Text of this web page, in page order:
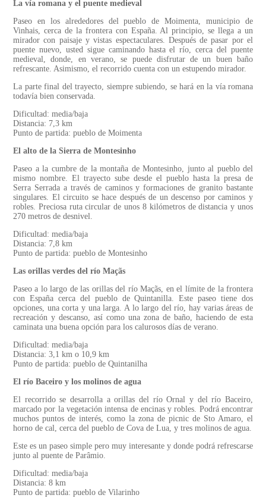
La vía romana y el puente medieval
Paseo en los alrededores del pueblo de Moimenta, municipio de
Vinhais, cerca de la frontera con España. Al principio, se llega a un
mirador con paisaje y vistas espectaculares. Después de pasar por el
puente nuevo, usted sigue caminando hasta el río, cerca del puente
medieval, donde, en verano, se puede disfrutar de un buen baño
refrescante. Asimismo, el recorrido cuenta con un estupendo mirador.
La parte final del trayecto, siempre subiendo, se hará en la vía romana
todavía bien conservada.
Dificultad: media/baja
Distancia: 7,3 km
Punto de partida: pueblo de Moimenta
El alto de la Sierra de Montesinho
Paseo a la cumbre de la montaña de Montesinho, junto al pueblo del
mismo nombre. El trayecto sube desde el pueblo hasta la presa de
Serra Serrada a través de caminos y formaciones de granito bastante
singulares. El circuito se hace después de un descenso por caminos y
robles. Preciosa ruta circular de unos 8 kilómetros de distancia y unos
270 metros de desnivel.
Dificultad: media/baja
Distancia: 7,8 km
Punto de partida: pueblo de Montesinho
Las orillas verdes del río Maçãs
Paseo a lo largo de las orillas del río Maçãs, en el límite de la frontera
con España cerca del pueblo de Quintanilla. Este paseo tiene dos
opciones, una corta y una larga. A lo largo del río, hay varias áreas de
recreación y descanso, así como una zona de baño, haciendo de esta
caminata una buena opción para los calurosos días de verano.
Dificultad: media/baja
Distancia: 3,1 km o 10,9 km
Punto de partida: pueblo de Quintanilha
El río Baceiro y los molinos de agua
El recorrido se desarrolla a orillas del río Ornal y del río Baceiro,
marcado por la vegetación intensa de encinas y robles. Podrá encontrar
muchos puntos de interés, como la zona de picnic de Sto Amaro, el
horno de cal, cerca del pueblo de Cova de Lua, y tres molinos de agua.
Este es un paseo simple pero muy interesante y donde podrá refrescarse
junto al puente de Parâmio.
Dificultad: media/baja
Distancia: 8 km
Punto de partida: pueblo de Vilarinho